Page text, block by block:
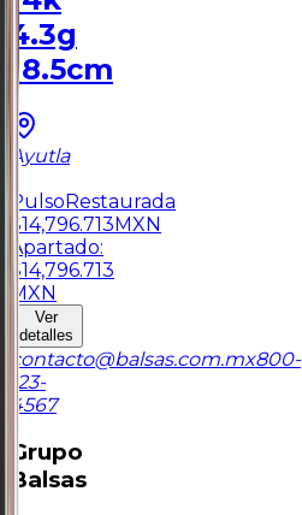
4.3g
18.5cm
Ayutla
PulsoRestaurada
$14,796.713MXN
Apartado:
$14,796.713
MXN
Ver
detalles
contacto@balsas.com.mx800-
123-
4567
Grupo
Balsas